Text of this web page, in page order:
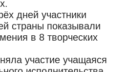
дней участники
страны показывали
в 8 творческих
участие учащаяся